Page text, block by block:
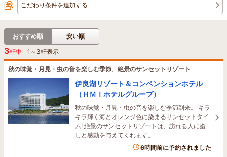
こだわり条件を追加する
おすすめ順 安い順
3軒中 1 ～ 3軒表示
秋の味覚・月見・虫の音を楽しむ季節、絶景のサンセットリゾート
伊良湖リゾート＆コンベンションホテル
（ＨＭＩホテルグループ）
秋の味覚・月見・虫の音を楽しむ季節到来。 キラ
キラ輝く海とオレンジ色に染まるサンセットタイ
ム! 絶景のサンセットリゾートは、訪れる人に癒
しと感動を与えてくれます。4名がこの宿を見ています
6時間前に予約されました